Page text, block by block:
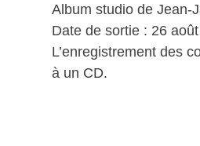
Album studio de Jean-
Date de sortie : 26
L’enregistrement des
à un CD.